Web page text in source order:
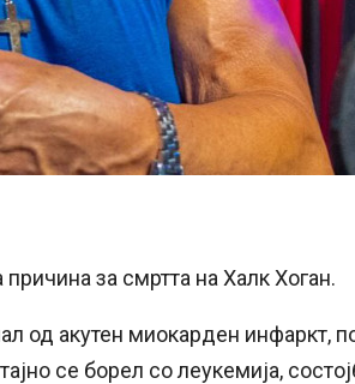
за смртта на Халк Хоган.
од акутен миокарден инфаркт,
се борел со леукемија,